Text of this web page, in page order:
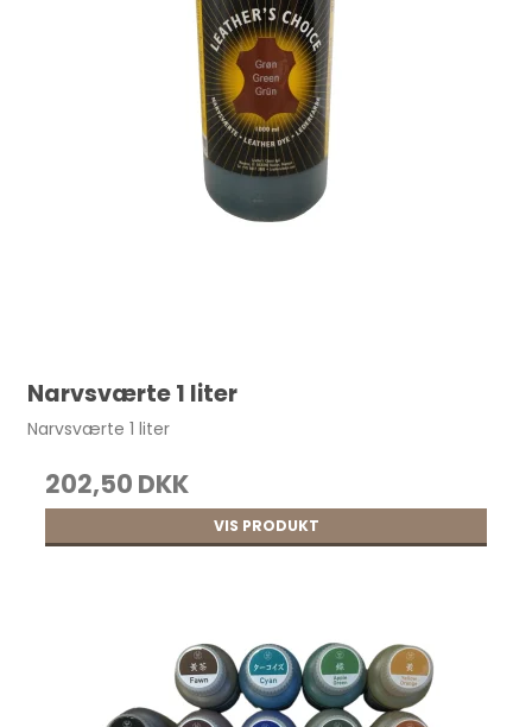
Narvsværte 1 liter
Narvsværte 1 liter
202,50 DKK
VIS PRODUKT